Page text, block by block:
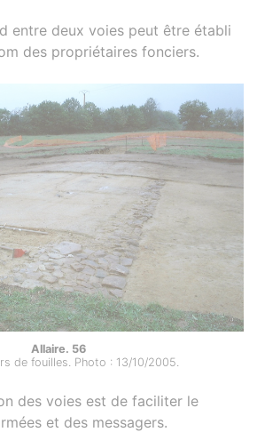
entre deux voies peut être établi
des propriétaires fonciers.
Allaire. 56
de fouilles. Photo : 13/10/2005.
des voies est de faciliter le
et des messagers.